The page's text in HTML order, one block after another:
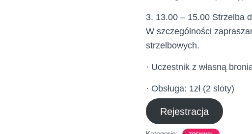
3. 13.00 – 15.00 Strzelba
W szczególności
strzelbowych.
· Uczestnik z własną
· Obsługa: 1zł (2 sloty)
Rejestracja